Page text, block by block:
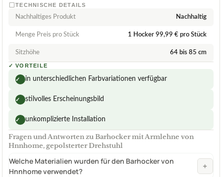
TECHNISCHE DETAILS
Nachhaltiges Produkt Nachhaltig
Menge Preis pro Stück 1 Hocker 99,99 € pro Stück
Sitzhöhe 64 bis 85 cm
✓ VORTEILE
✓ in unterschiedlichen Farbvariationen verfügbar
✓ stilvolles Erscheinungsbild
✓ unkomplizierte Installation
Fragen und Antworten zu Barhocker mit Armlehne von
Hnnhome, gepolsterter Drehstuhl
Welche Materialien wurden für den Barhocker von
Hnnhome verwendet?
+